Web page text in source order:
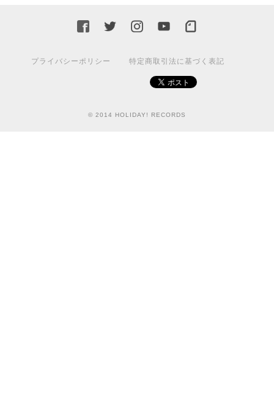
プライバシーポリシー 特定商取引法に基づく表記
© 2014 HOLIDAY! RECORDS